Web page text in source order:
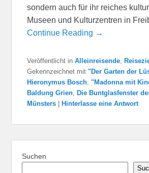
sondern auch für ihr reiches
Museen und Kulturzentren in
Continue Reading →
Veröffentlicht in Alleinreisende,
Gekennzeichnet mit "Der Garten der
Hieronymus Bosch,"Madonna mit
Baldung Grien, Die Buntglasfenster
Münsters
Hinterlasse eine Antwort
Suchen